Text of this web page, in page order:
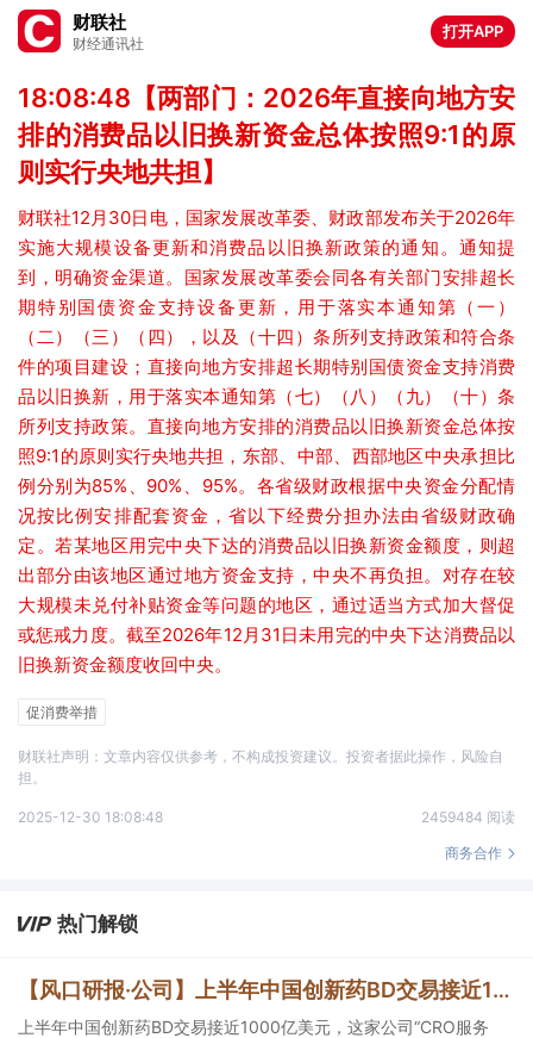
财联社
财经通讯社
打开APP
18:08:48【两部门：2026年直接向地方安
排的消费品以旧换新资金总体按照9:1的原
则实行央地共担】
财联社12月30日电，国家发展改革委、财政部发布关于2026年
实施大规模设备更新和消费品以旧换新政策的通知。通知提
到，明确资金渠道。国家发展改革委会同各有关部门安排超长
期特别国债资金支持设备更新，用于落实本通知第（一）
（二）（三）（四），以及（十四）条所列支持政策和符合条
件的项目建设；直接向地方安排超长期特别国债资金支持消费
品以旧换新，用于落实本通知第（七）（八）（九）（十）条
所列支持政策。直接向地方安排的消费品以旧换新资金总体按
照9:1的原则实行央地共担，东部、中部、西部地区中央承担比
例分别为85%、90%、95%。各省级财政根据中央资金分配情
况按比例安排配套资金，省以下经费分担办法由省级财政确
定。若某地区用完中央下达的消费品以旧换新资金额度，则超
出部分由该地区通过地方资金支持，中央不再负担。对存在较
大规模未兑付补贴资金等问题的地区，通过适当方式加大督促
或惩戒力度。截至2026年12月31日未用完的中央下达消费品以
旧换新资金额度收回中央。
促消费举措
财联社声明：文章内容仅供参考，不构成投资建议。投资者据此操作，风险自
担。
2025-12-30 18:08:48
2459484 阅读
商务合作
热门解锁
【风口研报·公司】上半年中国创新药BD交易接近1000亿美元，这家公司“CRO服务+自主新药”双轮驱动，拥有20余项1类新药在研管线，覆盖肿瘤+自免+疼痛管理等重大领域
上半年中国创新药BD交易接近1000亿美元，这家公司“CRO服务